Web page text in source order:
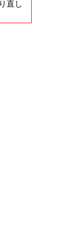
直し